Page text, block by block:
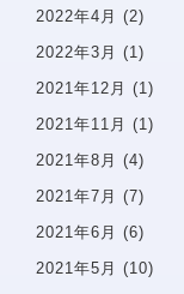
お知らせ・ブログ
プライバシーポリシー
サイトマップ
問診票
2022年4月 (2)
2022年3月 (1)
2021年12月 (1)
2021年11月 (1)
2021年8月 (4)
2021年7月 (7)
2021年6月 (6)
2021年5月 (10)